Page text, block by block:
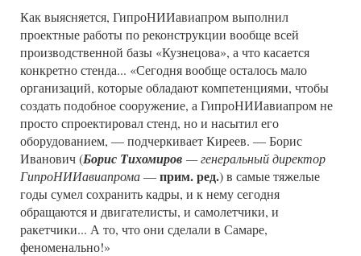
Как выясняется, ГипроНИИавиапром выполнил
проектные работы по реконструкции вообще всей
производственной базы «Кузнецова», а что касается
конкретно стенда... «Сегодня вообще осталось мало
организаций, которые обладают компетенциями, чтобы
создать подобное сооружение, а ГипроНИИавиапром не
просто спроектировал стенд, но и насытил его
оборудованием, — подчеркивает Киреев. — Борис
Иванович (Борис Тихомиров — генеральный директор
ГипроНИИавиапрома—прим. ред.) в самые тяжелые
годы сумел сохранить кадры, и к нему сегодня
обращаются и двигателисты, и самолетчики, и
ракетчики... А то, что они сделали в Самаре,
феноменально!»